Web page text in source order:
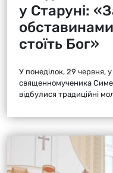
у Старуні:
стоїть Бог»
У понеділок, 29 червня,
священномученика
відбулися традиційні